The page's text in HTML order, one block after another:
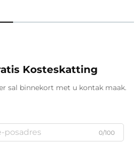
Kosteskatting
sal binnekort met u kontak maak.
0/100